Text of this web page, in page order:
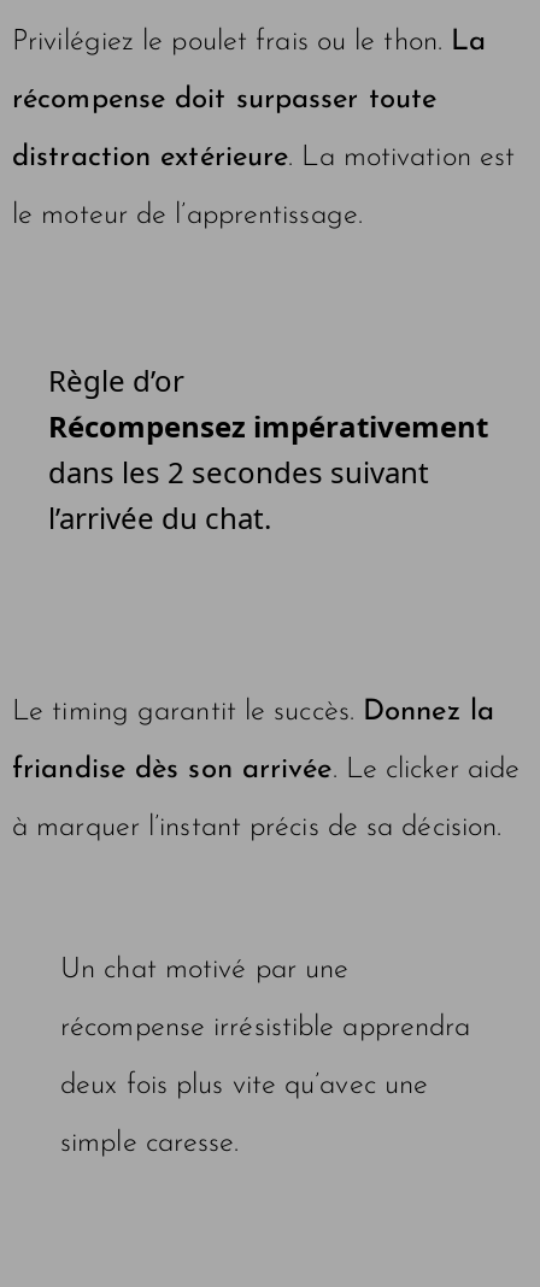
Privilégiez le poulet frais ou le thon. La
récompense doit surpasser toute
distraction extérieure. La motivation est
le moteur de l’apprentissage.
Règle d’or
Récompensez impérativement
dans les 2 secondes suivant
l’arrivée du chat.
Le timing garantit le succès. Donnez la
friandise dès son arrivée. Le clicker aide
à marquer l’instant précis de sa décision.
Un chat motivé par une
récompense irrésistible apprendra
deux fois plus vite qu’avec une
simple caresse.